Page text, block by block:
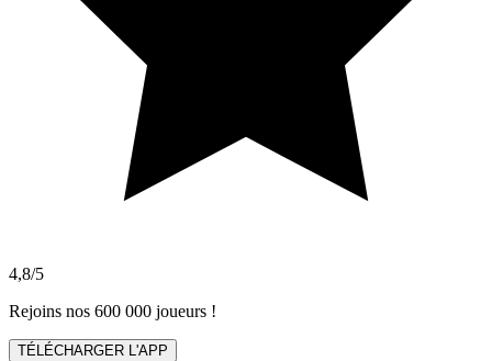
4,8/5
Rejoins nos 600 000 joueurs !
TÉLÉCHARGER L'APP